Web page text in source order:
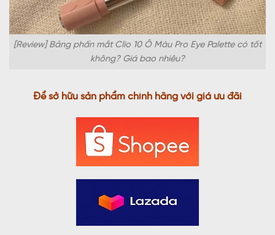
[Review] Bảng phấn mắt Clio 10 Ô Màu Pro Eye Palette có tốt
không? Giá bao nhiêu?
Để sở hữu sản phẩm chính hãng với giá ưu đãi